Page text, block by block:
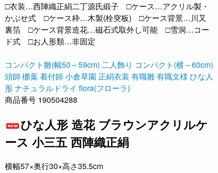
□衣装…西陣織正絹二丁源氏緞子 □ケース…アクリル製・
かぶせ式 □ケース枠…木製(栓突板) □ケース背景…川又
裏箔 □ケース背景造花…磁石式取外し可能 □雪洞…コー
ド式 □お人形類…非固定
コンパクト雛(幅50～59cm) 二人飾り コンパクト(横～60cm)
頭師 梛葉着付師 小倉草園 正絹衣装 有職雛 有職文様 ひな人
形 ナチュラルドライ flora(フローラ)
商品番号 190504288
ひな人形 造花 ブラウンアクリルケ
ース 小三五 西陣織正絹
横幅57×奥行30×高さ35.5cm